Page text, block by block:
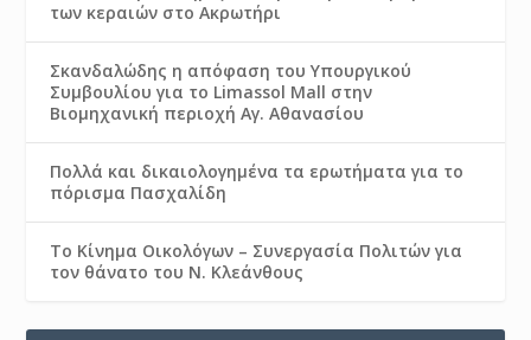
των κεραιών στο Ακρωτήρι
Σκανδαλώδης η απόφαση του Υπουργικού
Συμβουλίου για το Limassol Mall στην
Βιομηχανική περιοχή Αγ. Αθανασίου
Πολλά και δικαιολογημένα τα ερωτήματα για το
πόρισμα Πασχαλίδη
Το Κίνημα Οικολόγων – Συνεργασία Πολιτών για
τον θάνατο του Ν. Κλεάνθους